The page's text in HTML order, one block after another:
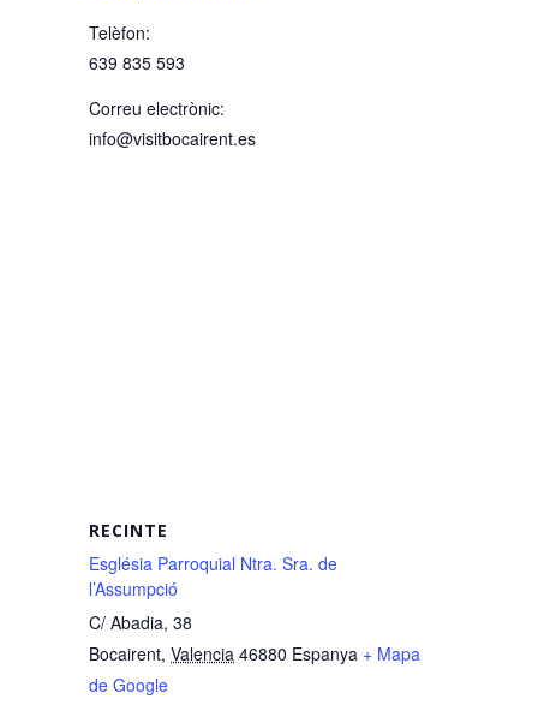
Telèfon:
639 835 593
Correu electrònic:
info@visitbocairent.es
RECINTE
Església Parroquial Ntra. Sra. de
l’Assumpció
C/ Abadia, 38
Bocairent, Valencia 46880 Espanya + Mapa
de Google